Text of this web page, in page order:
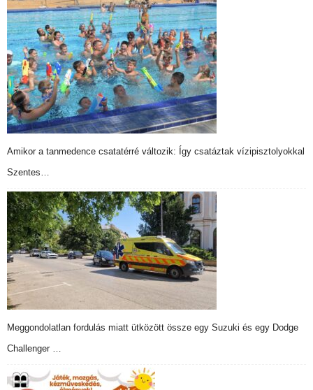
Amikor a tanmedence csatatérré változik: Így csatáztak vízipisztolyokkal
Szentes…
Meggondolatlan fordulás miatt ütközött össze egy Suzuki és egy Dodge
Challenger …